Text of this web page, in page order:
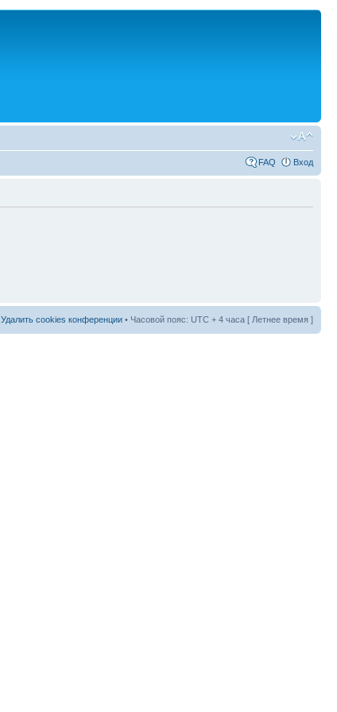
FAQ Вход
Удалить cookies конференции • Часовой пояс: UTC + 4 часа [ Летнее время ]